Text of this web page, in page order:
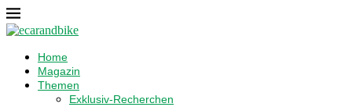
Home
Magazin
Themen
Exklusiv-Recherchen